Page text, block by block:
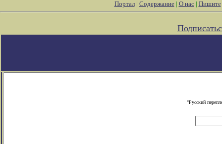
Портал| Содержание| О нас| Пишите
"Русский